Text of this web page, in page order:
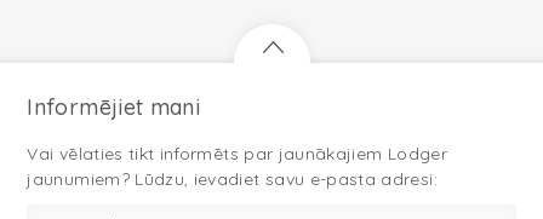
Informējiet mani
Vai vēlaties tikt informēts par jaunākajiem Lodger
jaunumiem? Lūdzu, ievadiet savu e-pasta adresi: